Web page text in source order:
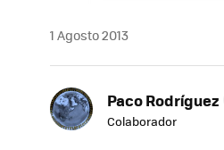
1 Agosto 2013
Paco Rodríguez
Colaborador